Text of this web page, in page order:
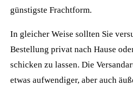
günstigste Frachtform.
In gleicher Weise sollten Sie
Bestellung privat nach Hause
schicken zu lassen. Die
etwas aufwendiger, aber auch